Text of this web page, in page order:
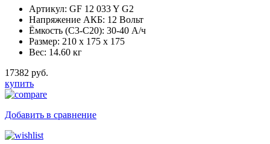
Артикул: GF 12 033 Y G2
Напряжение АКБ: 12 Вольт
Ёмкость (С3-С20): 30-40 А/ч
Размер: 210 x 175 x 175
Вес: 14.60 кг
17382 руб.
купить
Добавить в сравнение